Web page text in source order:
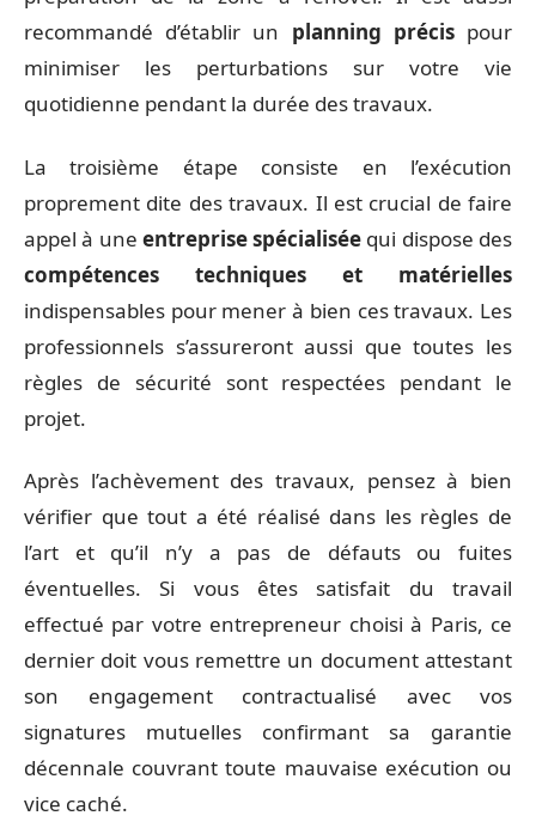
recommandé d’établir un planning précispour
minimiser les perturbations sur votre vie
quotidienne pendant la durée des travaux.
La troisième étape consiste en l’exécution
proprement dite des travaux. Il est crucial de faire
appel à une entreprise spécialisée qui dispose des
compétences techniques et matérielles
indispensables pour mener à bien ces travaux. Les
professionnels s’assureront aussi que toutes les
règles de sécurité sont respectées pendant le
projet.
Après l’achèvement des travaux, pensez à bien
vérifier que tout a été réalisé dans les règles de
l’art et qu’il n’y a pas de défauts ou fuites
éventuelles. Si vous êtes satisfait du travail
effectué par votre entrepreneur choisi à Paris, ce
dernier doit vous remettre un document attestant
son engagement contractualisé avec vos
signatures mutuelles confirmant sa garantie
décennale couvrant toute mauvaise exécution ou
vice caché.